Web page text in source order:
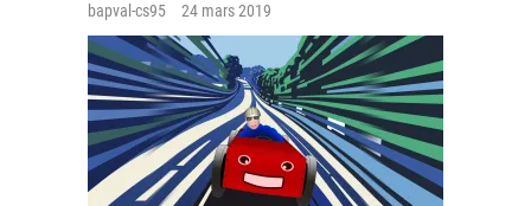
bapval-cs95 24 mars 2019